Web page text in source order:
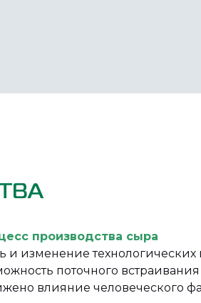
производства сыра
и изменение технологических
поточного
влияние человеческого